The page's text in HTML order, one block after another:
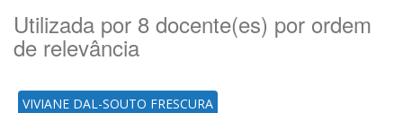
Utilizada por 8 docente(es) por ordem
de relevância
VIVIANE DAL-SOUTO FRESCURA